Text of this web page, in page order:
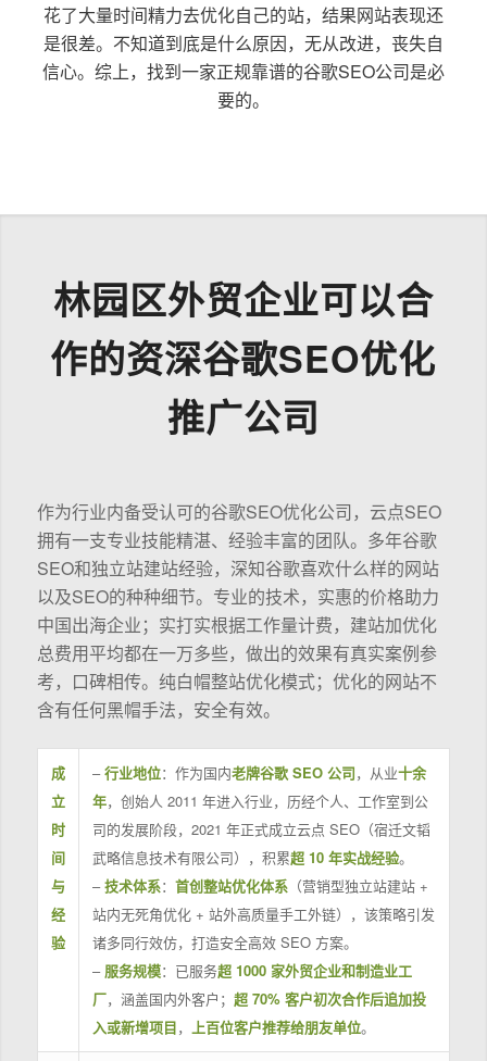
花了大量时间精力去优化自己的站，结果网站表现还
是很差。不知道到底是什么原因，无从改进，丧失自
信心。综上，找到一家正规靠谱的谷歌SEO公司是必
要的。
林园区外贸企业可以合
作的资深谷歌SEO优化
推广公司
作为行业内备受认可的谷歌SEO优化公司，云点SEO
拥有一支专业技能精湛、经验丰富的团队。多年谷歌
SEO和独立站建站经验，深知谷歌喜欢什么样的网站
以及SEO的种种细节。专业的技术，实惠的价格助力
中国出海企业；实打实根据工作量计费，建站加优化
总费用平均都在一万多些，做出的效果有真实案例参
考，口碑相传。纯白帽整站优化模式；优化的网站不
含有任何黑帽手法，安全有效。
成
立
时
间
与
经
验
–行业地位：作为国内老牌谷歌 SEO 公司，从业十余
年，创始人 2011 年进入行业，历经个人、工作室到公
司的发展阶段，2021 年正式成立云点 SEO（宿迁文韬
武略信息技术有限公司），积累超 10 年实战经验。
–技术体系： 首创整站优化体系（营销型独立站建站 +
站内无死角优化 + 站外高质量手工外链），该策略引发
诸多同行效仿，打造安全高效 SEO 方案。
– 服务规模：已服务超 1000 家外贸企业和制造业工
厂，涵盖国内外客户； 超 70% 客户初次合作后追加投
入或新增项目， 上百位客户推荐给朋友单位。